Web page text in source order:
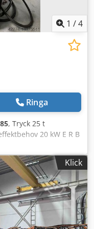
1 /4
Ringa
, Tryck 25 t
20 kW E R B
för
otvingande ur lager:
med massbalansering
Normal presskraft
- 800 / 950 / 1075 /
justerbar 13 / 16 / 19
Bordstorlek 530 x
430 mm
Klick